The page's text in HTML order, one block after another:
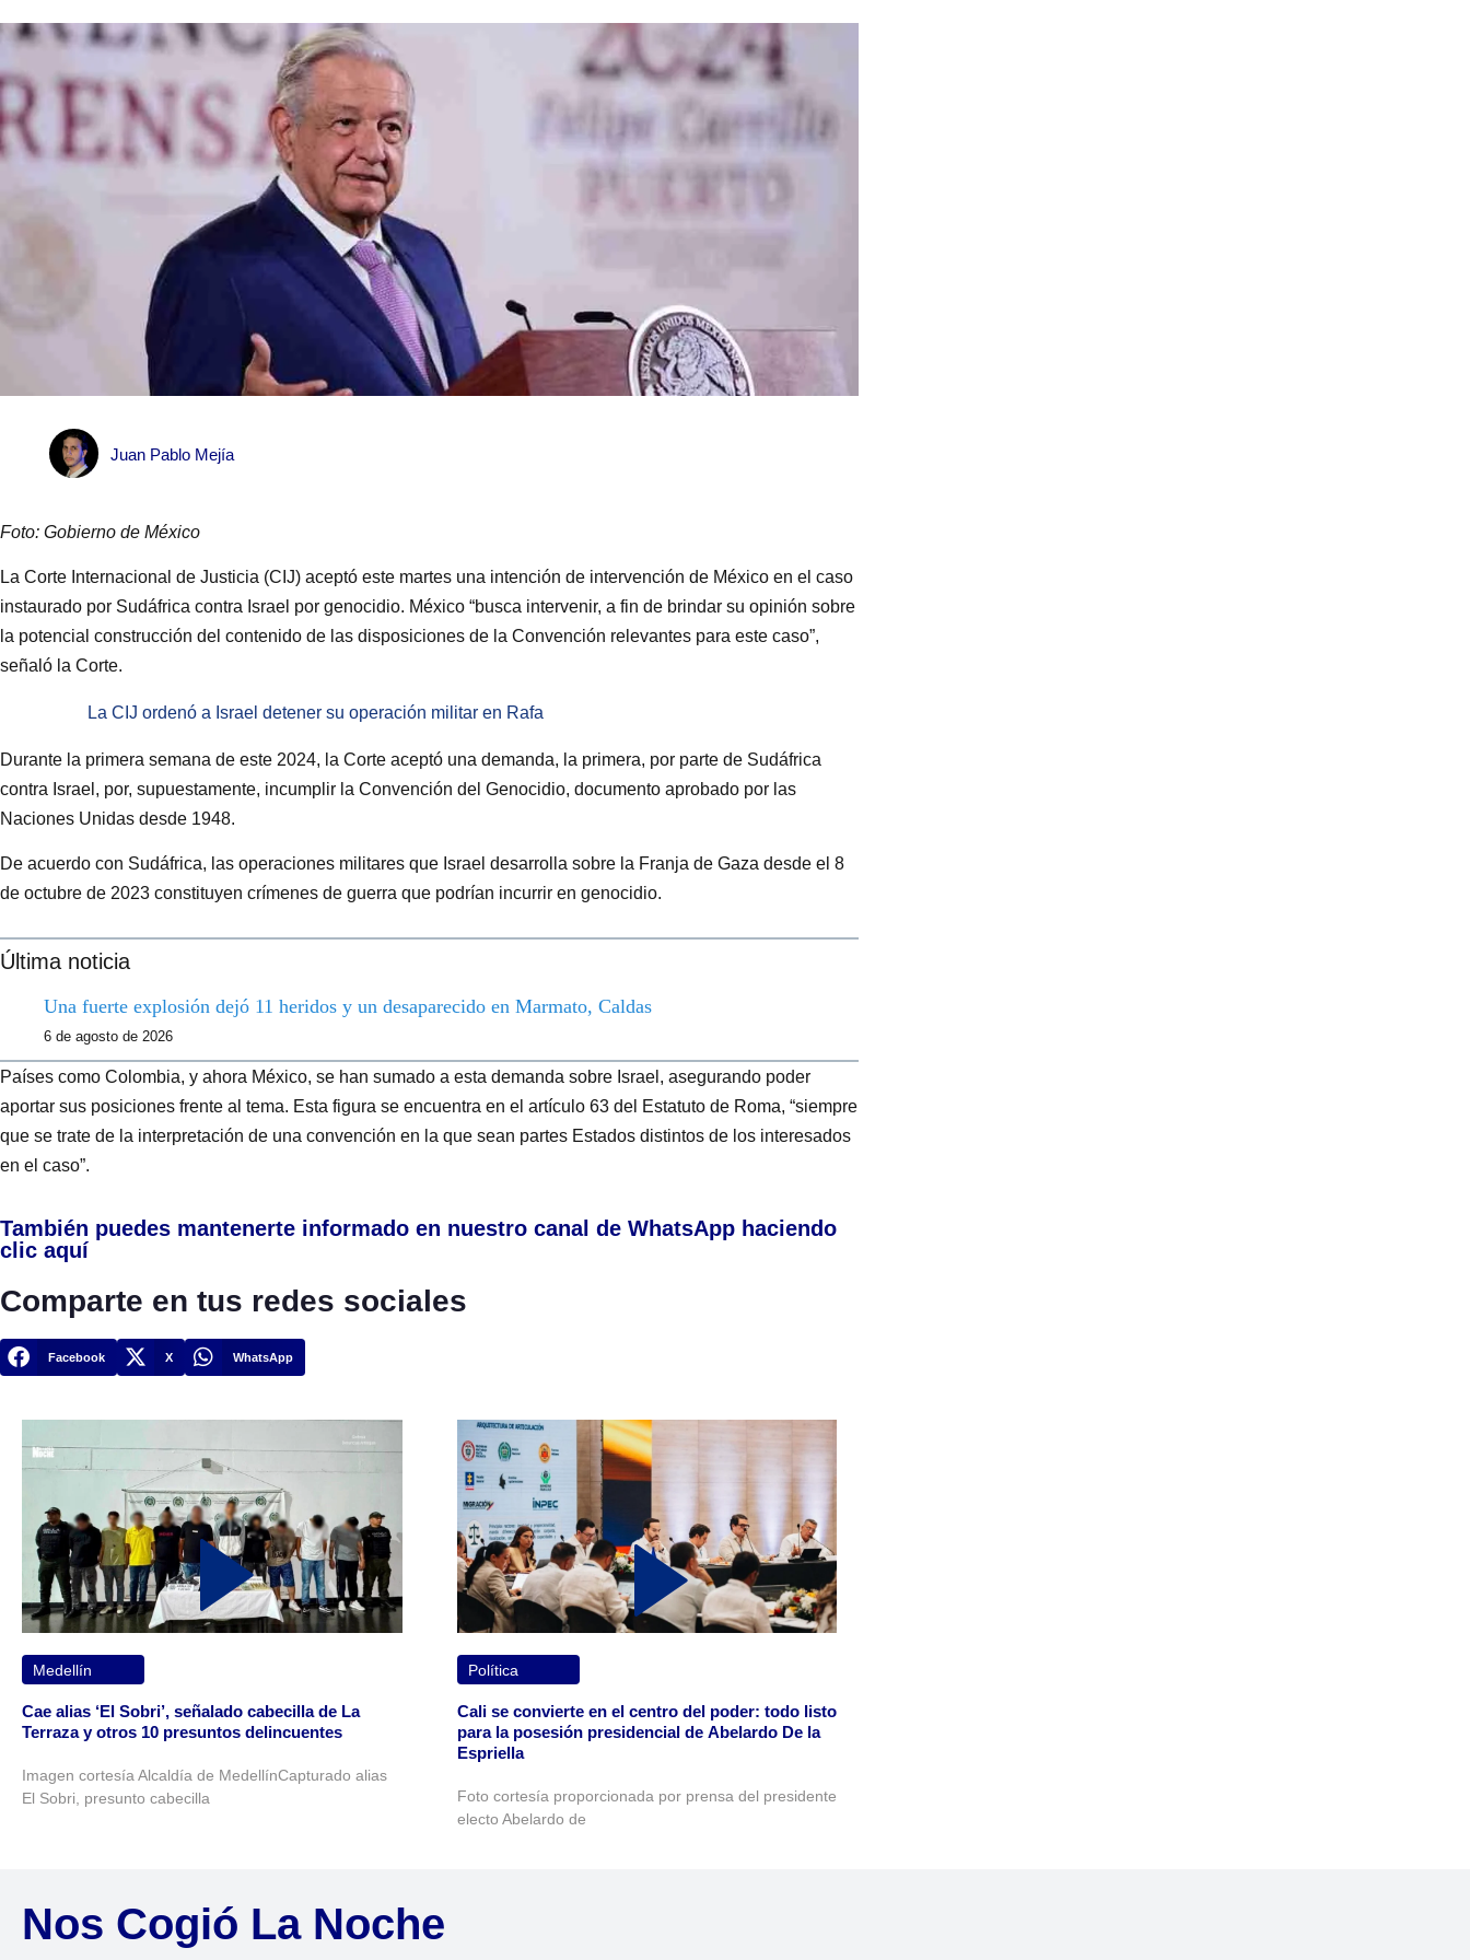
Juan Pablo Mejía
Foto: Gobierno de México
La Corte Internacional de Justicia (CIJ) aceptó este martes una intención de intervención de México en el caso
instaurado por Sudáfrica contra Israel por genocidio. México “busca intervenir, a fin de brindar su opinión sobre
la potencial construcción del contenido de las disposiciones de la Convención relevantes para este caso”,
señaló la Corte.
La CIJ ordenó a Israel detener su operación militar en Rafa
Durante la primera semana de este 2024, la Corte aceptó una demanda, la primera, por parte de Sudáfrica
contra Israel, por, supuestamente, incumplir la Convención del Genocidio, documento aprobado por las
Naciones Unidas desde 1948.
De acuerdo con Sudáfrica, las operaciones militares que Israel desarrolla sobre la Franja de Gaza desde el 8
de octubre de 2023 constituyen crímenes de guerra que podrían incurrir en genocidio.
Última noticia
Una fuerte explosión dejó 11 heridos y un desaparecido en Marmato, Caldas
6 de agosto de 2026
Países como Colombia, y ahora México, se han sumado a esta demanda sobre Israel, asegurando poder
aportar sus posiciones frente al tema. Esta figura se encuentra en el artículo 63 del Estatuto de Roma, “siempre
que se trate de la interpretación de una convención en la que sean partes Estados distintos de los interesados ​​
en el caso”.
También puedes mantenerte informado en nuestro canal de WhatsApp haciendo
clic aquí
Comparte en tus redes sociales
Facebook X WhatsApp
Medellín
Cae alias ‘El Sobri’, señalado cabecilla de La
Terraza y otros 10 presuntos delincuentes
Imagen cortesía Alcaldía de MedellínCapturado alias
El Sobri, presunto cabecilla
Política
Cali se convierte en el centro del poder: todo listo
para la posesión presidencial de Abelardo De la
Espriella
Foto cortesía proporcionada por prensa del presidente
electo Abelardo de
Nos Cogió La Noche